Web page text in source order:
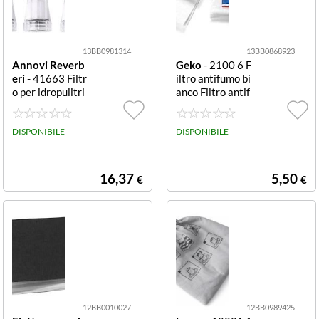
28x22x22 cm.
13BB0981314
Annovi Reverb
eri- 41663 Filtr
o per idropulitri
ce 3/4" set 3 pe
zzi Filtro idropul
itrice Annovi Re
DISPONIBILE
16,37 €
13BB0868923
Geko - 2100 6 F
iltro antifumo bi
anco Filtro antif
umo Geko 2100
6 Bianco
DISPONIBILE
5,50 €
12BB0010027 12BB0989425